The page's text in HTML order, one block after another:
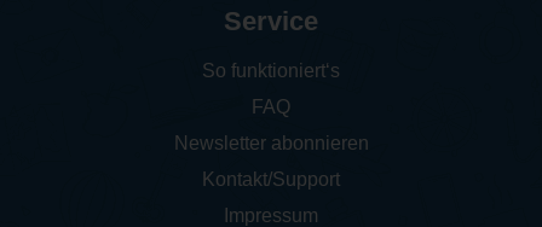
Service
So funktioniert‘s
FAQ
Newsletter abonnieren
Kontakt/Support
Impressum